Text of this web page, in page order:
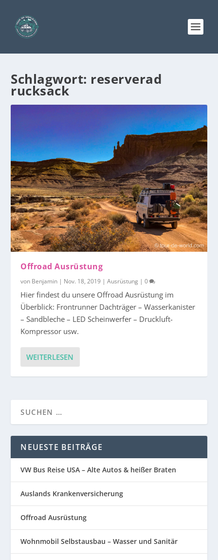
Schlagwort: reserverad
rucksack
Offroad Ausrüstung
von Benjamin | Nov. 18, 2019 |Ausrüstung |0
Hier findest du unsere Offroad Ausrüstung im
Überblick: Frontrunner Dachträger – Wasserkanister
– Sandbleche – LED Scheinwerfer – Druckluft-
Kompressor usw.
WEITERLESEN
NEUESTE BEITRÄGE
VW Bus Reise USA – Alte Autos & heißer Braten
Auslands Krankenversicherung
Offroad Ausrüstung
Wohnmobil Selbstausbau – Wasser und Sanitär